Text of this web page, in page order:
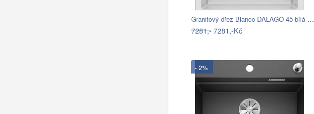
Granitový dřez Blanco DALAGO 45 bílá s…
7281,-7281,-Kč
- 2%